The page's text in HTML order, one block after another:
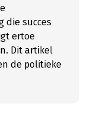
die succes
ertoe
Dit artikel
de politieke